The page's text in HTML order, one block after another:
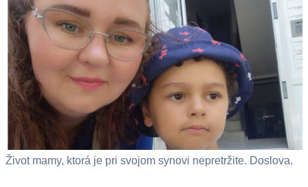
Život mamy, ktorá je pri svojom synovi nepretržite. Doslova.